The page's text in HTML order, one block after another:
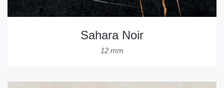
Sahara Noir
12 mm